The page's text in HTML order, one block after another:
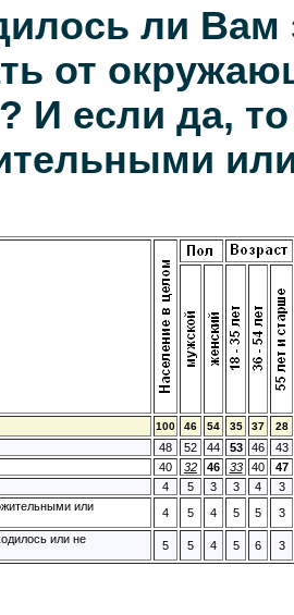
ли
от
И если да,
100 46 54 35 37 28
48 52 44 53 46
43
40 32 46 33 40
47
4 5 3 3 4
3
или
4 5 4 5 5
3
или не
5 5 4 5 6 3